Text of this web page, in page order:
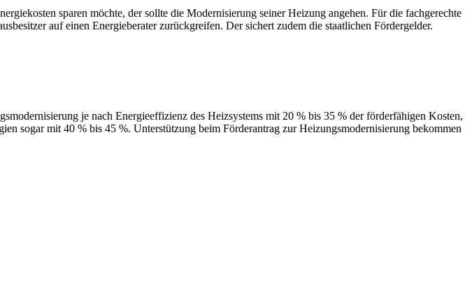
sparen möchte, der sollte die Modernisierung seiner Heizung angehen. Für die fachgerechte
auf einen Energieberater zurückgreifen. Der sichert zudem die staatlichen Fördergelder.
je nach Energieeffizienz des Heizsystems mit 20 % bis 35 % der förderfähigen Kosten,
sogar mit 40 % bis 45 %. Unterstützung beim Förderantrag zur Heizungsmodernisierung bekommen